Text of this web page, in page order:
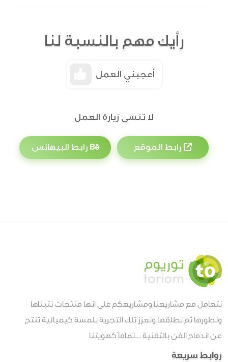
رأيك مهم بالنسبة لنا
أعجبني العمل
لا تنسى زيارة العمل
رابط الموقع رابط البيهانس
نتعامل مع مشاريعنا ومشاريعكم على انها منتجات نتبناها
ونطورها ثم نطلقها ونعزز تلك التجربة بلمسة كيميائية تنتج
عن اندماج الفن بالتقنية ...تماماً كهويتنا
روابط سريعة